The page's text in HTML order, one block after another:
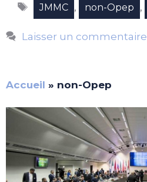
Étiquettes
JMMC , non-Opep ,
Laisser un commentaire
Accueil » non-Opep